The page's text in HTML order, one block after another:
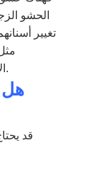
الحشو
الإفتراضي إلى 20 سنة وهو المشو الذهبي.
هل
قد